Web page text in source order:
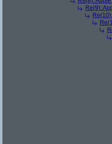
Re(9):